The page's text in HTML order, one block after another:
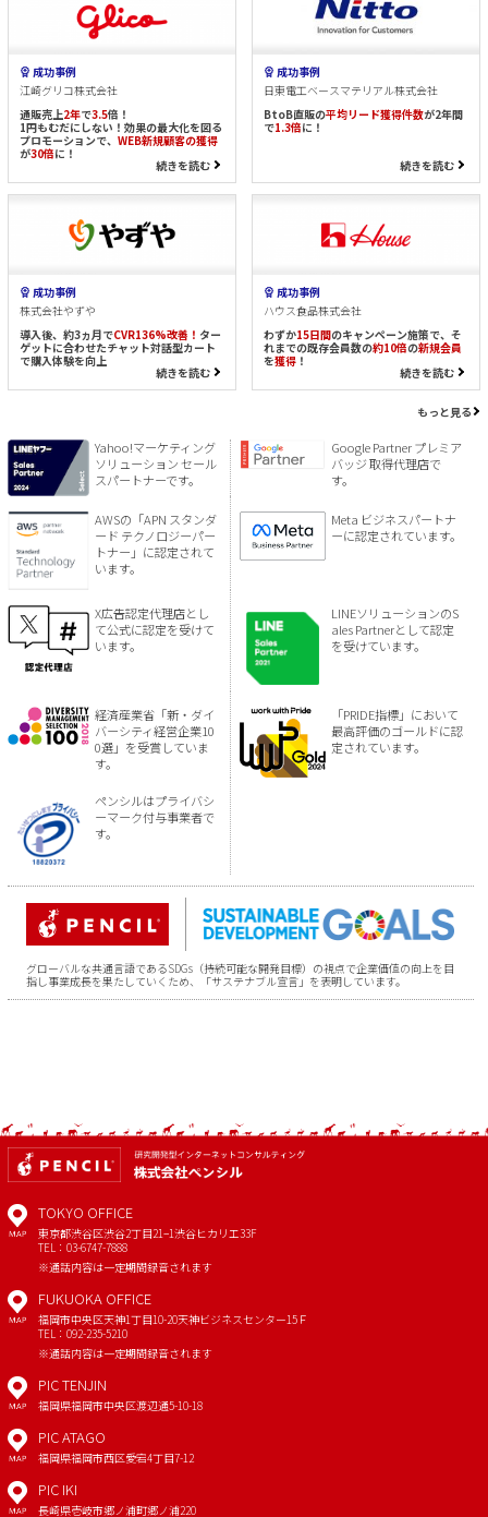
成功事例
江崎グリコ株式会社
通販売上2年で3.5倍！
1円もむだにしない！効果の最大化を図る
プロモーションで、WEB新規顧客の獲得
が30倍に！
続きを読む
成功事例
日東電工ベースマテリアル株式会社
BtoB直販の平均リード獲得件数が2年間
で1.3倍に！
続きを読む
成功事例
株式会社やずや
導入後、約3ヵ月でCVR136%改善！ ター
ゲットに合わせたチャット対話型カート
で購入体験を向上
続きを読む
成功事例
ハウス食品株式会社
わずか15日間のキャンペーン施策で、そ
れまでの既存会員数の約10倍の新規会員
を獲得！
続きを読む
もっと見る
Yahoo!マーケティング
ソリューション セール
スパートナーです。
Google Partner プレミア
バッジ 取得代理店で
す。
AWSの「APN スタンダ
ード テクノロジーパー
トナー」に認定されて
います。
Meta ビジネスパートナ
ーに認定されています。
X広告認定代理店とし
て公式に認定を受けて
います。
LINEソリューションのS
ales Partnerとして認定
を受けています。
経済産業省「新・ダイ
バーシティ経営企業10
0選」を受賞していま
す。
「PRIDE指標」において
最高評価のゴールドに認
定されています。
ペンシルはプライバシ
ーマーク付与事業者で
す。
グローバルな共通言語であるSDGs（持続可能な開発目標）の視点で企業価値の向上を目
指し事業成長を果たしていくため、「サステナブル宣言」を表明しています。
MAP
TOKYO OFFICE
東京都渋谷区渋谷2丁目21−1渋谷ヒカリエ33F
TEL：03-6747-7888
※通話内容は一定期間録音されます
MAP
FUKUOKA OFFICE
福岡市中央区天神1丁目10-20天神ビジネスセンター15Ｆ
TEL：092-235-5210
※通話内容は一定期間録音されます
MAP
PIC TENJIN
福岡県福岡市中央区渡辺通5-10-18
MAP
PIC ATAGO
福岡県福岡市西区愛宕4丁目7-12
PIC IKI
長崎県壱岐市郷ノ浦町郷ノ浦220